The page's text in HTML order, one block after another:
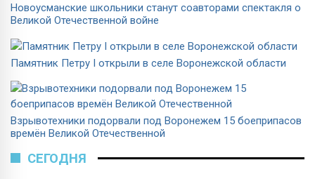
Новоусманские школьники станут соавторами спектакля о
Великой Отечественной войне
Памятник Петру I открыли в селе Воронежской области
Взрывотехники подорвали под Воронежем 15 боеприпасов
времён Великой Отечественной
СЕГОДНЯ